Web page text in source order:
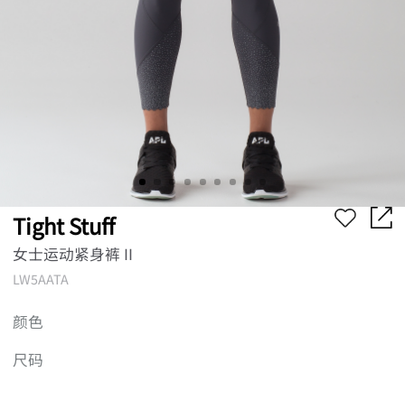
Tight Stuff
女士运动紧身裤 II
LW5AATA
颜色
尺码